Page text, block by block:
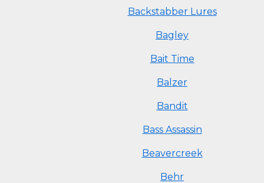
Backstabber Lures
Bagley
Bait Time
Balzer
Bandit
Bass Assassin
Beavercreek
Behr